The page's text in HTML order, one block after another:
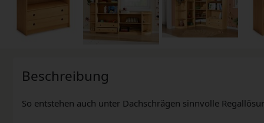
Beschreibung
So entstehen auch unter Dachschrägen sinnvolle